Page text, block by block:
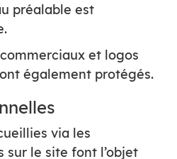
préalable est
et logos
également protégés.
via les
sur le site font l’objet